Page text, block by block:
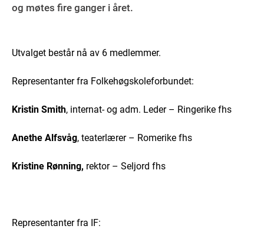
og møtes fire ganger i året.
Utvalget består nå av 6 medlemmer.
Representanter fra Folkehøgskoleforbundet:
Kristin Smith, internat- og adm. Leder – Ringerike fhs
Anethe Alfsvåg, teaterlærer – Romerike fhs
Kristine Rønning, rektor – Seljord fhs
Representanter fra IF: